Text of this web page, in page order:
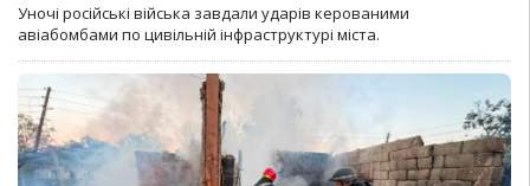
Уночі російські війська завдали ударів керованими
авіабомбами по цивільній інфраструктурі міста.